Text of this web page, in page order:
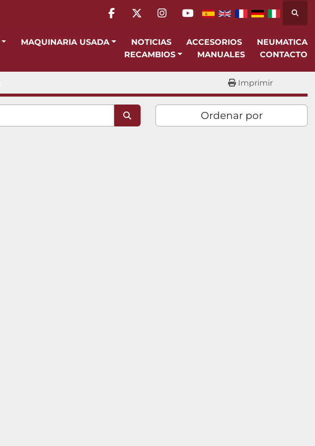
facebook
twitterinstagram
youtube
MAQUINARIA USADA NOTICIAS ACCESORIOS
NEUMATICA
RECAMBIOS
MANUALES CONTACTO
Imprimir
Ordenar por